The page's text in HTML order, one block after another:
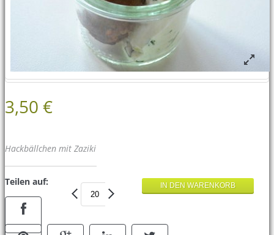
3,50 €
Hackbällchen mit Zaziki
Teilen auf: